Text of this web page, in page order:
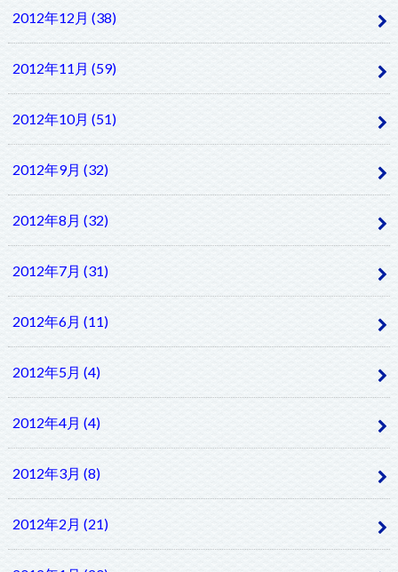
2012年12月 (38)
2012年11月 (59)
2012年10月 (51)
2012年9月 (32)
2012年8月 (32)
2012年7月 (31)
2012年6月 (11)
2012年5月 (4)
2012年4月 (4)
2012年3月 (8)
2012年2月 (21)